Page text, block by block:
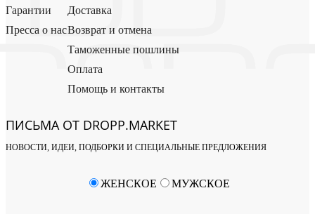
Гарантии
Пресса о нас
Доставка
Возврат и отмена
Таможенные пошлины
Оплата
Помощь и контакты
ПИСЬМА ОТ DROPP.MARKET
НОВОСТИ, ИДЕИ, ПОДБОРКИ И СПЕЦИАЛЬНЫЕ ПРЕДЛОЖЕНИЯ
ЖЕНСКОЕ МУЖСКОЕ